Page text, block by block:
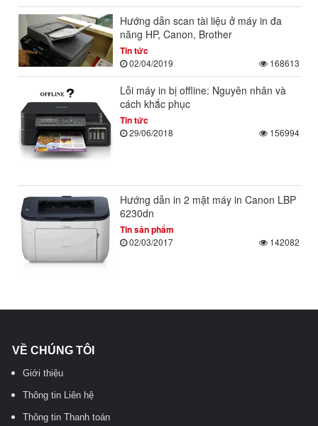
Hướng dẫn scan tài liệu ở máy in đa
năng HP, Canon, Brother
Tin tức
02/04/2019 168613
Lỗi máy in bị offline: Nguyên nhân và
cách khắc phục
Tin tức
29/06/2018 156994
Hướng dẫn in 2 mặt máy in Canon LBP
6230dn
Tin sản phẩm
02/03/2017 142082
VỀ CHÚNG TÔI
Giới thiệu
Thông tin Liên hệ
Thông tin Thanh toán